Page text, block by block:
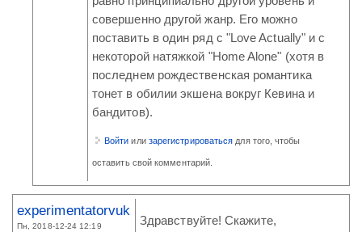
совершенно другой жанр. Его можно
поставить в один ряд с "Love Actually" и с
некоторой натяжкой "Home Alone" (хотя в
последнем рождественская романтика
тонет в обилии экшена вокруг Кевина и
бандитов).
Войти или зарегистрироваться для того, чтобы
оставить свой комментарий.
experimentatorvuk
Пн, 2018-12-24 12:19
Здравствуйте! Скажите,